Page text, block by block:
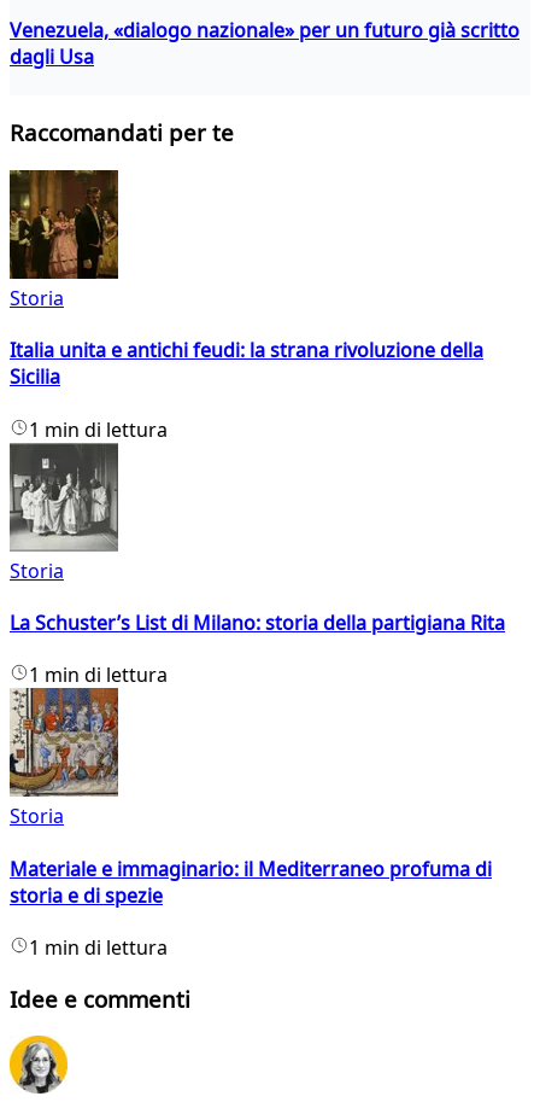
Venezuela, «dialogo nazionale» per un futuro già scritto
dagli Usa
Raccomandati per te
Storia
Italia unita e antichi feudi: la strana rivoluzione della
Sicilia
1 min di lettura
Storia
La Schuster’s List di Milano: storia della partigiana Rita
1 min di lettura
Storia
Materiale e immaginario: il Mediterraneo profuma di
storia e di spezie
1 min di lettura
Idee e commenti